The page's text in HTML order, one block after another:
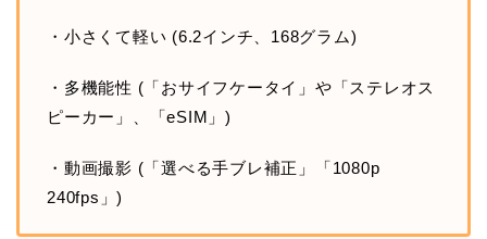
・小さくて軽い (6.2インチ、168グラム)
・多機能性 (「おサイフケータイ」や「ステレオス
ピーカー」、「eSIM」)
・動画撮影 (「選べる手ブレ補正」「1080p
240fps」)